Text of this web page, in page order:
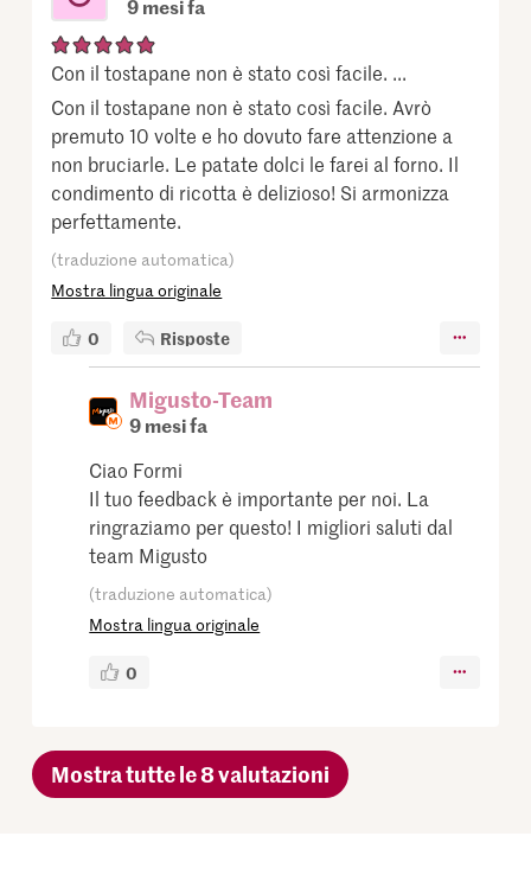
9 mesi fa
Con il tostapane non è stato così facile. ...
Con il tostapane non è stato così facile. Avrò
premuto 10 volte e ho dovuto fare attenzione a
non bruciarle. Le patate dolci le farei al forno. Il
condimento di ricotta è delizioso! Si armonizza
perfettamente.
(traduzione automatica)
Mostra lingua originale
0 Risposte
Migusto-Team
9 mesi fa
Ciao Formi
Il tuo feedback è importante per noi. La
ringraziamo per questo! I migliori saluti dal
team Migusto
(traduzione automatica)
Mostra lingua originale
0
Mostra tutte le 8 valutazioni